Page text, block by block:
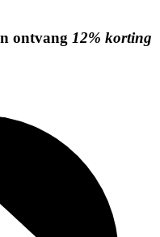
ontvang 12% korting